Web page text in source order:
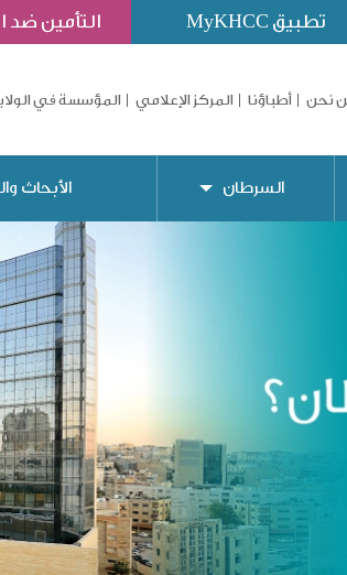
التأمين ضد تطبيق MyKHCC
نحن أطباؤنا المركز الإعلامي المؤسسة في
السرطان الأبحاث